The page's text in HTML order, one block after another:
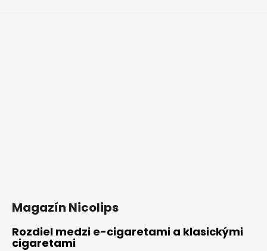
Magazín Nicolips
Rozdiel medzi e-cigaretami a klasickými
cigaretami